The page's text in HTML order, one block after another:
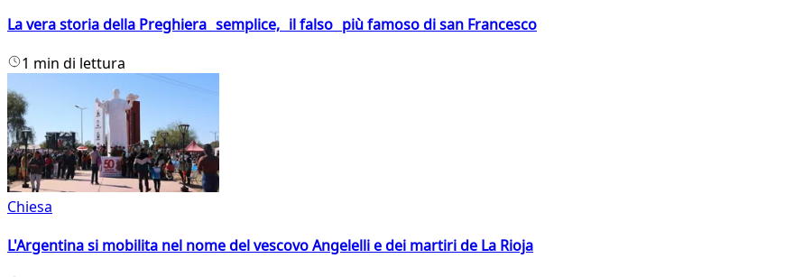
La vera storia della Preghiera semplice, il falso più famoso di san Francesco
1 min di lettura
Chiesa
L'Argentina si mobilita nel nome del vescovo Angelelli e dei martiri de La Rioja